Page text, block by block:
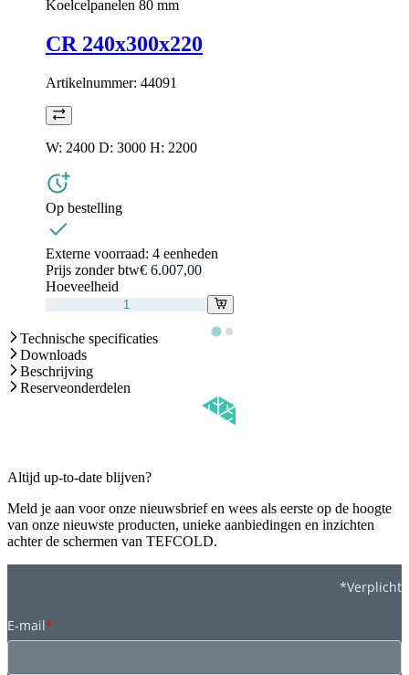
Koelcelpanelen 80 mm
CR 240x300x220
Artikelnummer: 44091
W: 2400 D: 3000 H: 2200
Op bestelling
Externe voorraad: 4 eenheden
Prijs zonder btw€ 6.007,00
Hoeveelheid
Technische specificaties
Downloads
Beschrijving
Reserveonderdelen
Altijd up-to-date blijven?
Meld je aan voor onze nieuwsbrief en wees als eerste op de hoogte
van onze nieuwste producten, unieke aanbiedingen en inzichten
achter de schermen van TEFCOLD.
*Verplicht
E-mail*